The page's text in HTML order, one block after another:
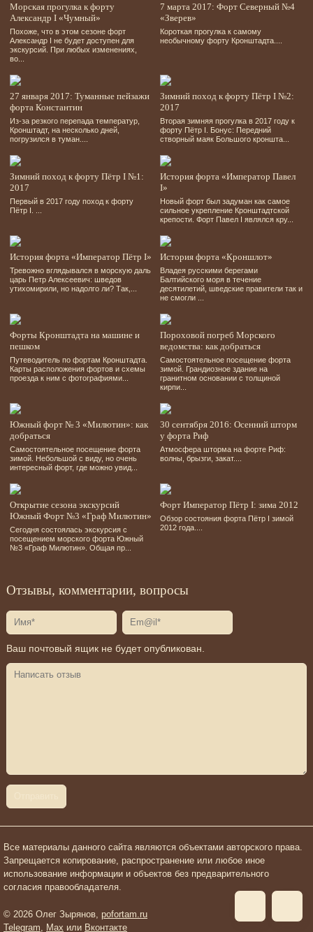
Морская прогулка к форту
Александр I «Чумный»
Похоже, что в этом сезоне форт
Александр I не будет доступен для
экскурсий. При любых изменениях,
во...
7 марта 2017: Форт Северный №4
«Зверев»
Короткая прогулка к самому
необычному форту Кронштадта....
27 января 2017: Туманные пейзажи
форта Константин
Из-за резкого перепада температур,
Кронштадт, на несколько дней,
погрузился в туман....
Зимний поход к форту Пётр I №2:
2017
Вторая зимняя прогулка в 2017 году к
форту Пётр I. Бонус: Передний
створный маяк Большого кроншта...
Зимний поход к форту Пётр I №1:
2017
Первый в 2017 году поход к форту
Пётр I. ...
История форта «Император Павел
I»
Новый форт был задуман как самое
сильное укрепление Кронштадтской
крепости. Форт Павел I являлся кру...
История форта «Император Пётр I»
Тревожно вглядывался в морскую даль
царь Петр Алексеевич: шведов
утихомирили, но надолго ли? Так,...
История форта «Кроншлот»
Владея русскими берегами
Балтийского моря в течение
десятилетий, шведские правители так и
не смогли ...
Форты Кронштадта на машине и
пешком
Путеводитель по фортам Кронштадта.
Карты расположения фортов и схемы
проезда к ним с фотографиями...
Пороховой погреб Морского
ведомства: как добраться
Самостоятельное посещение форта
зимой. Грандиозное здание на
гранитном основании с толщиной
кирпи...
Южный форт № 3 «Милютин»: как
добраться
Самостоятельное посещение форта
зимой. Небольшой с виду, но очень
интересный форт, где можно увид...
30 сентября 2016: Осенний шторм
у форта Риф
Атмосфера шторма на форте Риф:
волны, брызги, закат....
Открытие сезона экскурсий
Южный Форт №3 «Граф Милютин»
Сегодня состоялась экскурсия с
посещением морского форта Южный
№3 «Граф Милютин». Общая пр...
Форт Император Пётр I: зима 2012
Обзор состояния форта Пётр I зимой
2012 года....
Отзывы, комментарии, вопросы
Ваш почтовый ящик не будет опубликован.
Все материалы данного сайта являются объектами авторского права.
Запрещается копирование, распространение или любое иное
использование информации и объектов без предварительного
согласия правообладателя.
© 2026 Олег Зырянов, pofortam.ru
Telegram
Max или Вконтакте